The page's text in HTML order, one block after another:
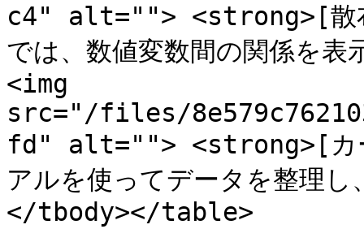
c4" alt=""> <strong>[散
では、数値変数間の関係
<img
src="/files/
fd" alt=""> <strong>[カ
アルを使ってデータを整理
</tbody></table>